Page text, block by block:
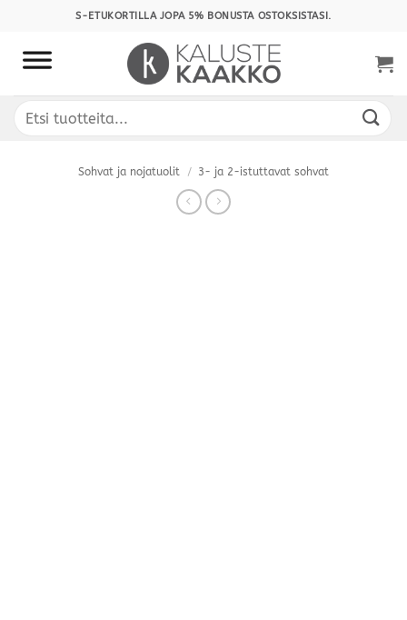
content
S-ETUKORTILLA JOPA 5% BONUSTA OSTOKSISTASI.
Etsi:
Sohvat ja nojatuolit / 3- ja 2-istuttavat sohvat